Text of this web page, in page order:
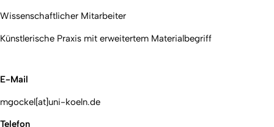
Wissenschaftlicher Mitarbeiter
Künstlerische Praxis mit erweitertem Materialbegriff
E-Mail
mgockel[at]uni-koeln.de
Telefon